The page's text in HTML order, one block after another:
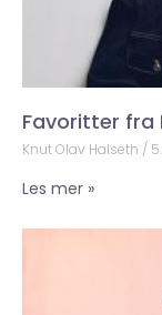
Favoritter fra
Knut Olav Halseth
Les mer »